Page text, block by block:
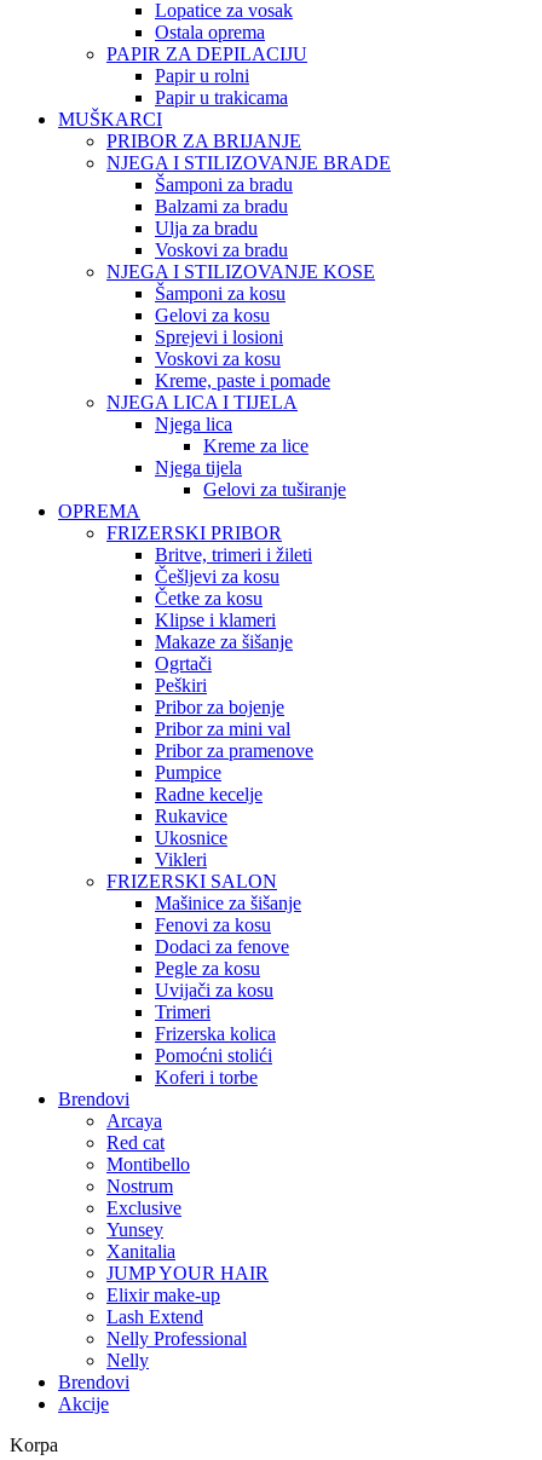
Lopatice za vosak
Ostala oprema
PAPIR ZA DEPILACIJU
Papir u rolni
Papir u trakicama
MUŠKARCI
PRIBOR ZA BRIJANJE
NJEGA I STILIZOVANJE BRADE
Šamponi za bradu
Balzami za bradu
Ulja za bradu
Voskovi za bradu
NJEGA I STILIZOVANJE KOSE
Šamponi za kosu
Gelovi za kosu
Sprejevi i losioni
Voskovi za kosu
Kreme, paste i pomade
NJEGA LICA I TIJELA
Njega lica
Kreme za lice
Njega tijela
Gelovi za tuširanje
OPREMA
FRIZERSKI PRIBOR
Britve, trimeri i žileti
Češljevi za kosu
Četke za kosu
Klipse i klameri
Makaze za šišanje
Ogrtači
Peškiri
Pribor za bojenje
Pribor za mini val
Pribor za pramenove
Pumpice
Radne kecelje
Rukavice
Ukosnice
Vikleri
FRIZERSKI SALON
Mašinice za šišanje
Fenovi za kosu
Dodaci za fenove
Pegle za kosu
Uvijači za kosu
Trimeri
Frizerska kolica
Pomoćni stolići
Koferi i torbe
Brendovi
Arcaya
Red cat
Montibello
Nostrum
Exclusive
Yunsey
Xanitalia
JUMP YOUR HAIR
Elixir make-up
Lash Extend
Nelly Professional
Nelly
Brendovi
Akcije
Korpa